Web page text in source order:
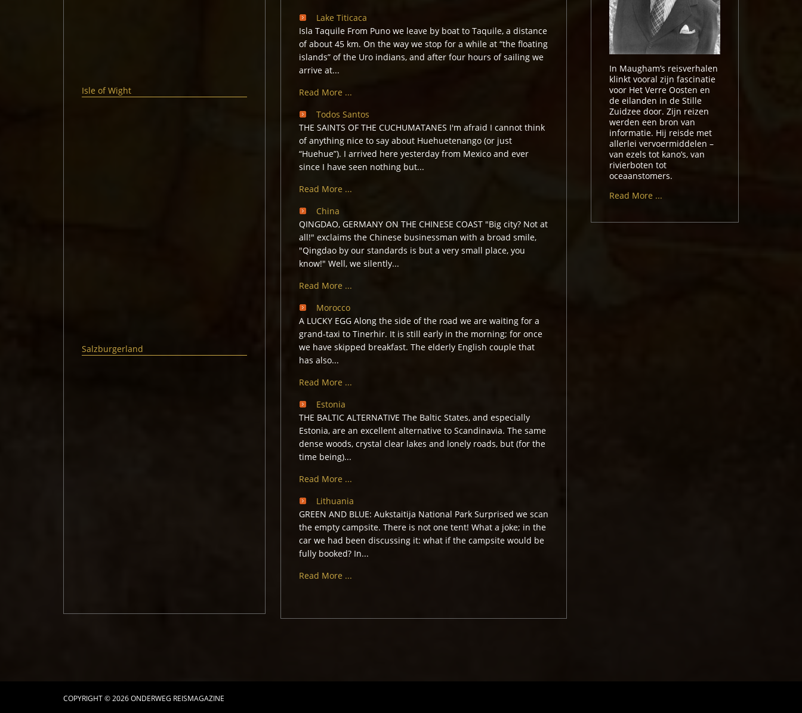
Isle of Wight
Salzburgerland
Lake Titicaca
Isla Taquile From Puno we leave by boat to Taquile, a distance
of about 45 km. On the way we stop for a while at “the floating
islands” of the Uro indians, and after four hours of sailing we
arrive at...
Read More ...
Todos Santos
THE SAINTS OF THE CUCHUMATANES I'm afraid I cannot think
of anything nice to say about Huehuetenango (or just
“Huehue”). I arrived here yesterday from Mexico and ever
since I have seen nothing but...
Read More ...
China
QINGDAO, GERMANY ON THE CHINESE COAST "Big city? Not at
all!" exclaims the Chinese businessman with a broad smile,
"Qingdao by our standards is but a very small place, you
know!" Well, we silently...
Read More ...
Morocco
A LUCKY EGG Along the side of the road we are waiting for a
grand-taxi to Tinerhir. It is still early in the morning; for once
we have skipped breakfast. The elderly English couple that
has also...
Read More ...
Estonia
THE BALTIC ALTERNATIVE The Baltic States, and especially
Estonia, are an excellent alternative to Scandinavia. The same
dense woods, crystal clear lakes and lonely roads, but (for the
time being)...
Read More ...
Lithuania
GREEN AND BLUE: Aukstaitija National Park Surprised we scan
the empty campsite. There is not one tent! What a joke; in the
car we had been discussing it: what if the campsite would be
fully booked? In...
Read More ...
In Maugham’s reisverhalen
klinkt vooral zijn fascinatie
voor Het Verre Oosten en
de eilanden in de Stille
Zuidzee door. Zijn reizen
werden een bron van
informatie. Hij reisde met
allerlei vervoermiddelen –
van ezels tot kano’s, van
rivierboten tot
oceaanstomers.
Read More ...
COPYRIGHT © 2026 ONDERWEG REISMAGAZINE